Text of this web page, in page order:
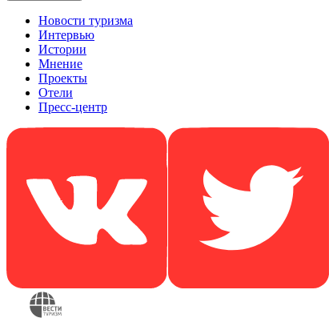
Новости туризма
Интервью
Истории
Мнение
Проекты
Отели
Пресс-центр